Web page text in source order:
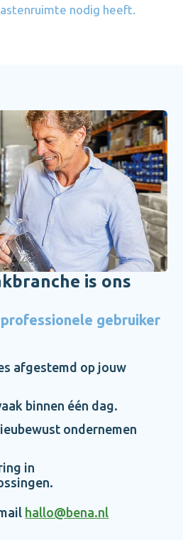
nodig heeft.
is ons
gebruiker
afgestemd op jouw
binnen één dag.
ondernemen
in
hallo@bena.nl